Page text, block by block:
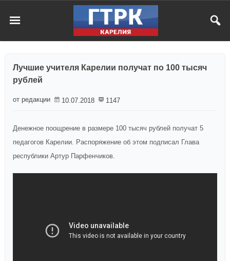
Лучшие учителя Карелии получат по 100 тысяч
рублей
от редакции 10.07.2018 1147
Денежное поощрение в размере 100 тысяч рублей получат 5
педагогов Карелии. Распоряжение об этом подписал Глава
республики Артур Парфенчиков.